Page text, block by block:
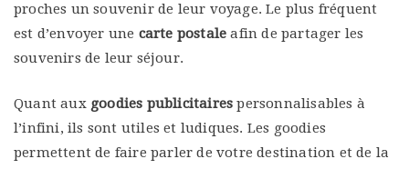
proches un souvenir de leur voyage. Le plus fréquent
est d’envoyer une carte postale afin de partager les
souvenirs de leur séjour.
Quant auxgoodies publicitaires personnalisables à
l’infini, ils sont utiles et ludiques. Les goodies
permettent de faire parler de votre destination et de la